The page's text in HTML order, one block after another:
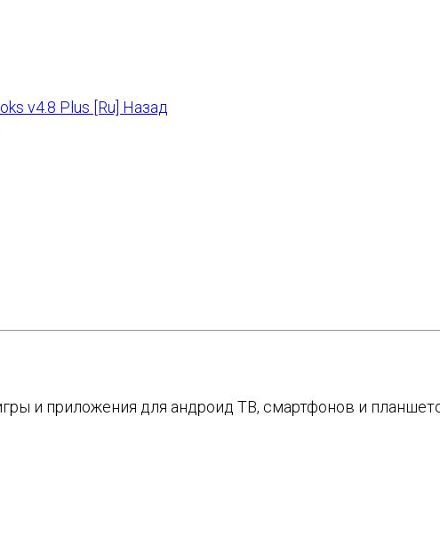
v4.8 Plus [Ru] Назад
и приложения для андроид ТВ, смартфонов и